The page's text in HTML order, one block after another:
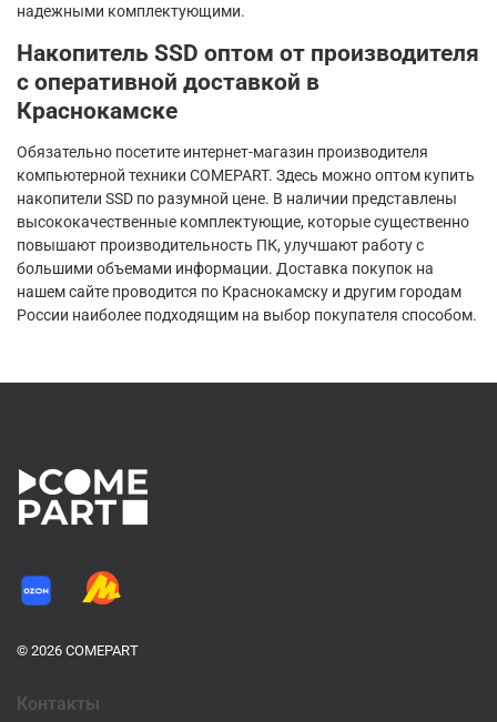
надежными комплектующими.
Накопитель SSD оптом от производителя
с оперативной доставкой в
Краснокамске
Обязательно посетите интернет-магазин производителя
компьютерной техники COMEPART. Здесь можно оптом купить
накопители SSD по разумной цене. В наличии представлены
высококачественные комплектующие, которые существенно
повышают производительность ПК, улучшают работу с
большими объемами информации. Доставка покупок на
нашем сайте проводится по Краснокамску и другим городам
России наиболее подходящим на выбор покупателя способом.
© 2026 COMEPART
Контакты